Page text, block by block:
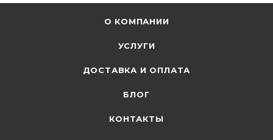
О КОМПАНИИ
УСЛУГИ
ДОСТАВКА И ОПЛАТА
БЛОГ
КОНТАКТЫ